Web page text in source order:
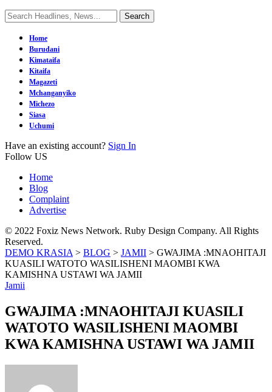
Home
Burudani
Kimataifa
Kitaifa
Magazeti
Mchanganyiko
Michezo
Siasa
Uchumi
Have an existing account? Sign In
Follow US
Home
Blog
Complaint
Advertise
© 2022 Foxiz News Network. Ruby Design Company. All Rights
Reserved.
DEMO KRASIA > BLOG > JAMII > GWAJIMA :MNAOHITAJI
KUASILI WATOTO WASILISHENI MAOMBI KWA
KAMISHNA USTAWI WA JAMII
Jamii
GWAJIMA :MNAOHITAJI KUASILI
WATOTO WASILISHENI MAOMBI
KWA KAMISHNA USTAWI WA JAMII